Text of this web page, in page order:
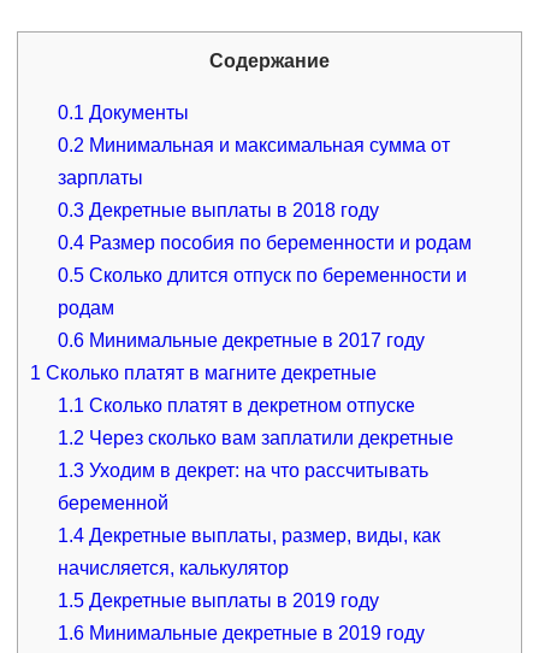
Содержание
0.1 Документы
0.2 Минимальная и максимальная сумма от
зарплаты
0.3 Декретные выплаты в 2018 году
0.4 Размер пособия по беременности и родам
0.5 Сколько длится отпуск по беременности и
родам
0.6 Минимальные декретные в 2017 году
1 Сколько платят в магните декретные
1.1 Сколько платят в декретном отпуске
1.2 Через сколько вам заплатили декретные
1.3 Уходим в декрет: на что рассчитывать
беременной
1.4 Декретные выплаты, размер, виды, как
начисляется, калькулятор
1.5 Декретные выплаты в 2019 году
1.6 Минимальные декретные в 2019 году